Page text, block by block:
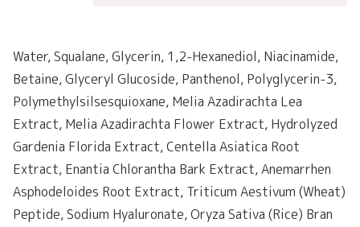
Water, Squalane, Glycerin, 1,2-Hexanediol, Niacinamide,
Betaine, Glyceryl Glucoside, Panthenol, Polyglycerin-3,
Polymethylsilsesquioxane, Melia Azadirachta Lea
Extract, Melia Azadirachta Flower Extract, Hydrolyzed
Gardenia Florida Extract, Centella Asiatica Root
Extract, Enantia Chlorantha Bark Extract, Anemarrhen
Asphodeloides Root Extract, Triticum Aestivum (Wheat)
Peptide, Sodium Hyaluronate, Oryza Sativa (Rice) Bran